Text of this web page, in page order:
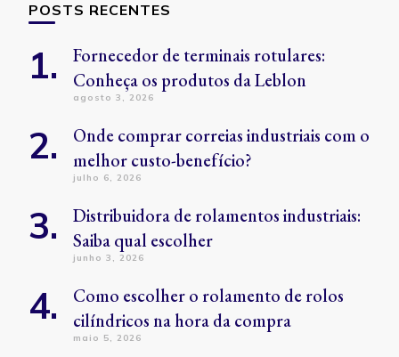
POSTS RECENTES
Fornecedor de terminais rotulares:
Conheça os produtos da Leblon
agosto 3, 2026
Onde comprar correias industriais com o
melhor custo-benefício?
julho 6, 2026
Distribuidora de rolamentos industriais:
Saiba qual escolher
junho 3, 2026
Como escolher o rolamento de rolos
cilíndricos na hora da compra
maio 5, 2026